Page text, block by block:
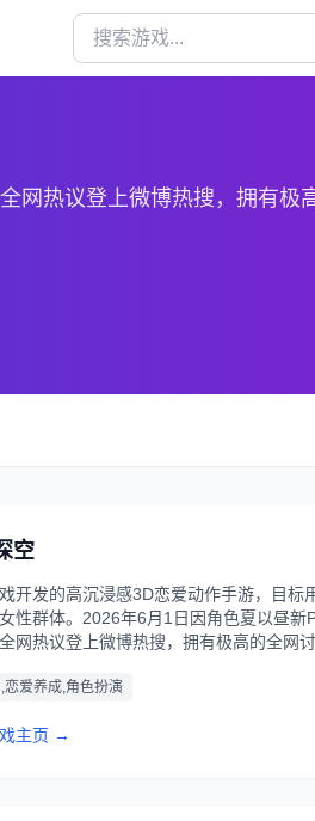
网热议登上微博热搜，拥有极
空
开发的高沉浸感3D恋爱动作手游，目标
性群体。2026年6月1日因角色夏以昼新
网热议登上微博热搜，拥有极高的全网讨
恋爱养成,角色扮演
主页 →